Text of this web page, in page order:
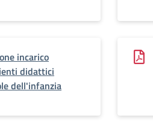
incarico
didattici
dell'infanzia